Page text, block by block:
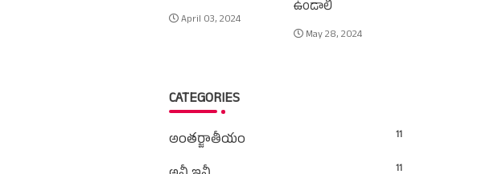
April 03, 2024
ఉండాలి
May 28, 2024
CATEGORIES
అంతర్జాతీయం 11
11